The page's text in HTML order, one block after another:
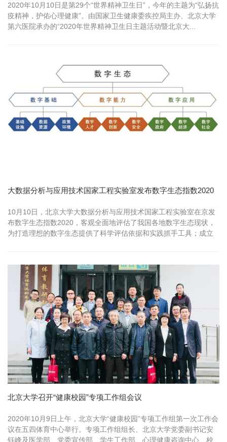
2020年10月10日是第29个“世界精神卫生日”，今年的主题为“弘扬抗
疫精神，护佑心理健康”。由国家卫生健康委疾控局主办、北京大学
第六医院承办的“2020年世界精神卫生日主题活动暨北京大...
大数据分析与应用技术国家工程实验室发布数字生态指数2020
10月10日，北京大学大数据分析与应用技术国家工程实验室在京发
布数字生态指数2020，客观全面地评估了我国各地数字生态现状，
为打造理想的数字生态提供了科学评估依据和实践抓手工具；成立
北京大学召开“健康校园”专项工作组会议
2020年10月9日上午，北京大学“健康校园”专项工作组第一次工作会
议在五四体育中心举行。专项工作组组长、北京大学党委副书记安
钰峰及医学部、党委宣传部、学生工作部、心理健康咨询中心、校